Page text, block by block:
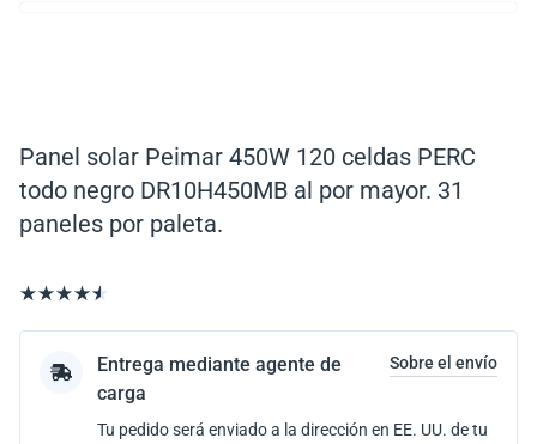
Panel solar Peimar 450W 120 celdas PERC
todo negro DR10H450MB al por mayor. 31
paneles por paleta.
Entrega mediante agente de
carga
Sobre el envío
Tu pedido será enviado a la dirección en EE. UU. de tu